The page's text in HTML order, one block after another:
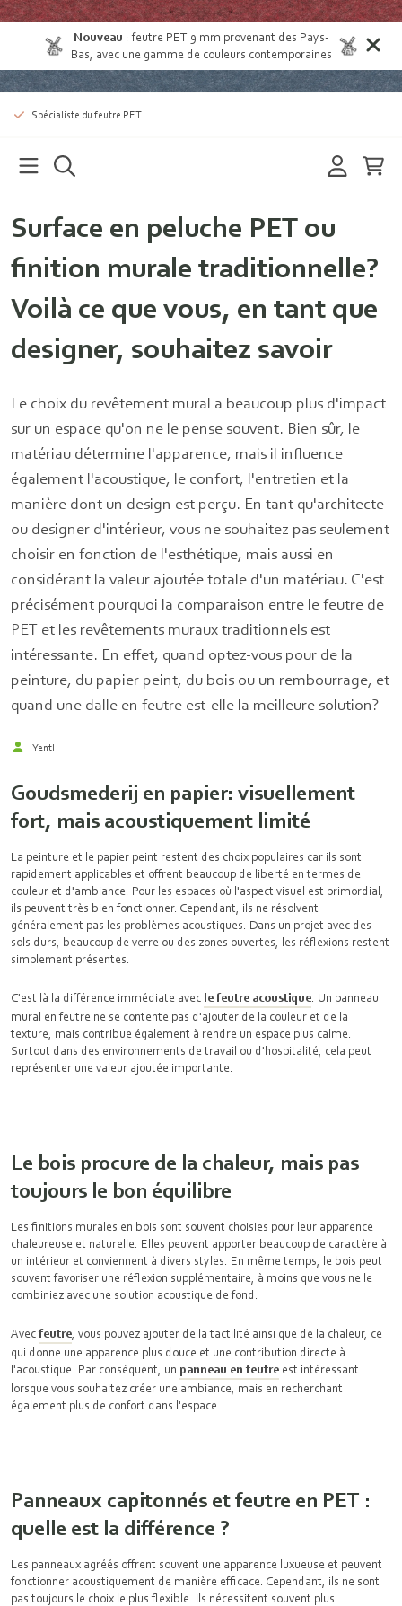
Nouveau :feutre PET 9 mm provenant des Pays-
Bas , avec une gamme de couleurs contemporaines
Spécialiste du feutre PET
Surface en peluche PET ou
finition murale traditionnelle?
Voilà ce que vous, en tant que
designer, souhaitez savoir
Le choix du revêtement mural a beaucoup plus d'impact
sur un espace qu'on ne le pense souvent. Bien sûr, le
matériau détermine l'apparence, mais il influence
également l'acoustique, le confort, l'entretien et la
manière dont un design est perçu. En tant qu'architecte
ou designer d'intérieur, vous ne souhaitez pas seulement
choisir en fonction de l'esthétique, mais aussi en
considérant la valeur ajoutée totale d'un matériau. C'est
précisément pourquoi la comparaison entre le feutre de
PET et les revêtements muraux traditionnels est
intéressante. En effet, quand optez-vous pour de la
peinture, du papier peint, du bois ou un rembourrage, et
quand une dalle en feutre est-elle la meilleure solution?
Yentl
Goudsmederij en papier: visuellement
fort, mais acoustiquement limité
La peinture et le papier peint restent des choix populaires car ils sont
rapidement applicables et offrent beaucoup de liberté en termes de
couleur et d'ambiance. Pour les espaces où l'aspect visuel est primordial,
ils peuvent très bien fonctionner. Cependant, ils ne résolvent
généralement pas les problèmes acoustiques. Dans un projet avec des
sols durs, beaucoup de verre ou des zones ouvertes, les réflexions restent
simplement présentes.
C'est là la différence immédiate avec le feutre acoustique . Un panneau
mural en feutre ne se contente pas d'ajouter de la couleur et de la
texture, mais contribue également à rendre un espace plus calme.
Surtout dans des environnements de travail ou d'hospitalité, cela peut
représenter une valeur ajoutée importante.
Le bois procure de la chaleur, mais pas
toujours le bon équilibre
Les finitions murales en bois sont souvent choisies pour leur apparence
chaleureuse et naturelle. Elles peuvent apporter beaucoup de caractère à
un intérieur et conviennent à divers styles. En même temps, le bois peut
souvent favoriser une réflexion supplémentaire, à moins que vous ne le
combiniez avec une solution acoustique de fond.
Avecfeutre , vous pouvez ajouter de la tactilité ainsi que de la chaleur, ce
qui donne une apparence plus douce et une contribution directe à
l'acoustique. Par conséquent, un panneau en feutre est intéressant
lorsque vous souhaitez créer une ambiance, mais en recherchant
également plus de confort dans l'espace.
Panneaux capitonnés et feutre en PET :
quelle est la différence ?
Les panneaux agréés offrent souvent une apparence luxueuse et peuvent
fonctionner acoustiquement de manière efficace. Cependant, ils ne sont
pas toujours le choix le plus flexible. Ils nécessitent souvent plus